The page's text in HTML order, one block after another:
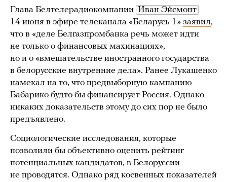
Глава Белтелерадиокомпании Иван Эйсмонт
14 июня в эфире телеканала «Беларусь 1» заявил,
что в «деле Белгазпромбанка речь может идти
не только о финансовых махинациях»,
но и о «вмешательстве иностранного государства
в белорусские внутренние дела». Ранее Лукашенко
намекал на то, что предвыборную кампанию
Бабарико будто бы финансирует Россия. Однако
никаких доказательств этому до сих пор не было
предъявлено.
Социологические исследования, которые
позволили бы объективно оценить рейтинг
потенциальных кандидатов, в Белоруссии
не проводятся. Однако ряд косвенных показателей